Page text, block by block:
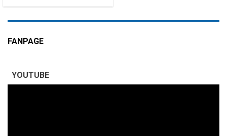
FANPAGE
YOUTUBE